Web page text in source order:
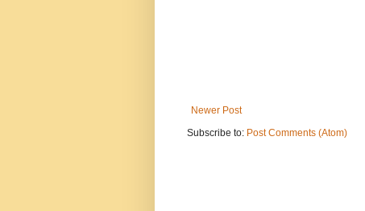
Newer Post
Subscribe to: Post Comments (Atom)